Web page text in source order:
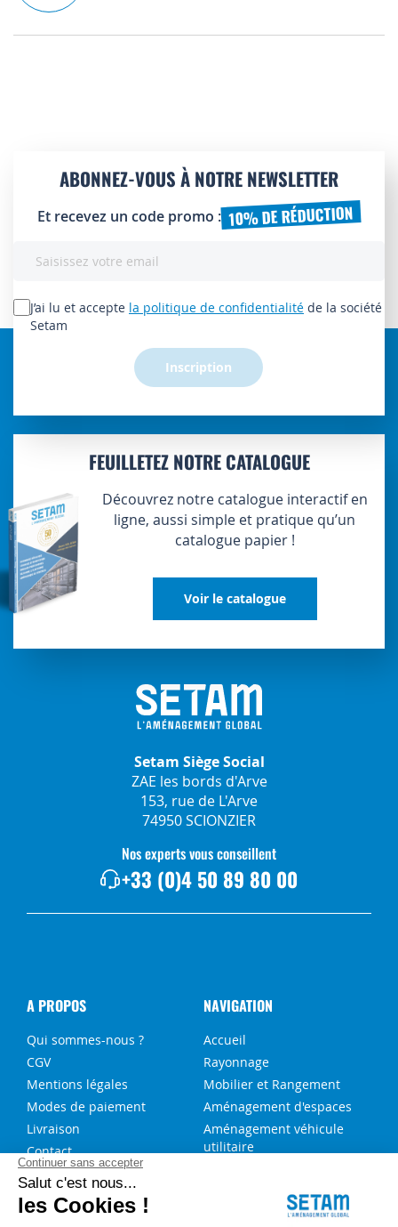
ABONNEZ-VOUS À NOTRE NEWSLETTER
Et recevez un code promo : 10% DE RÉDUCTION
lettre
d’information
J’ai lu et accepte la politique de confidentialité de la société
Setam
Inscription
FEUILLETEZ NOTRE CATALOGUE
Découvrez notre catalogue interactif en
ligne, aussi simple et pratique qu’un
catalogue papier !
Voir le catalogue
Setam Siège Social
ZAE les bords d'Arve
153, rue de L'Arve
74950 SCIONZIER
Nos experts vous conseillent
+33 (0)4 50 89 80 00
A PROPOS
Qui sommes-nous ?
CGV
Mentions légales
Modes de paiement
Livraison
Contact
NAVIGATION
Accueil
Rayonnage
Mobilier et Rangement
Aménagement d'espaces
Aménagement véhicule
utilitaire
NOS SERVICES